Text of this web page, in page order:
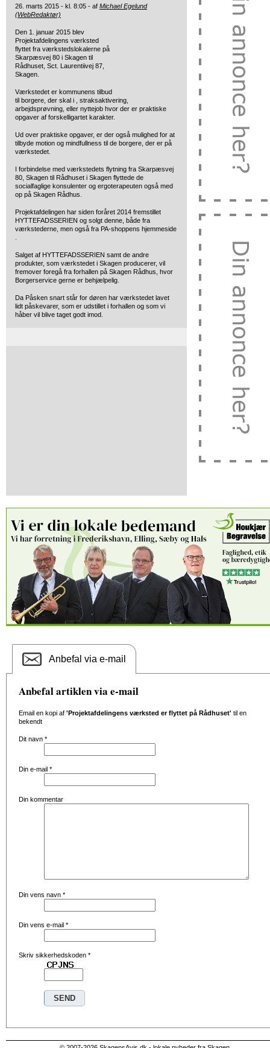
26. marts 2015 - kl. 8:05 - af Michael Egelund
(WebRedaktør)
Den 1. januar 2015 blev
Projektafdelingens værksted
flyttet fra værkstedslokalerne på
Skarpæsvej 80 i Skagen til
Rådhuset, Sct. Laurentiivej 87,
Skagen.
Værkstedet er kommunens tilbud
til borgere, der skal i , straksaktivering,
arbejdsprøvning, eller nyttejob hvor der er praktiske
opgaver af forskelligartet karakter.
Ud over praktiske opgaver, er der også mulighed for at
tilbyde motion og mindfullness til de borgere, der er på
værkstedet.
I forbindelse med værkstedets flytning fra Skarpæsvej
80, Skagen til Rådhuset i Skagen flyttede de
socialfaglige konsulenter og ergoterapeuten også med
op på Skagen Rådhus.
Projektafdelingen har siden foråret 2014 fremstillet
HYTTEFADSSERIEN og solgt denne, både fra
værkstederne, men også fra PA-shoppens hjemmeside
Salget af HYTTEFADSSERIEN samt de andre
produkter, som værkstedet i Skagen producerer, vil
fremover foregå fra forhallen på Skagen Rådhus, hvor
Borgerservice gerne er behjælpelig.
Da Påsken snart står for døren har værkstedet lavet
lidt påskevarer, som er udstillet i forhallen og som vi
håber vil blive taget godt imod.
Anbefal via e-mail
Anbefal artiklen via e-mail
Email en kopi af 'Projektafdelingens værksted er flyttet på Rådhuset' til en
bekendt
Dit navn *
Din e-mail *
Din kommentar
Din vens navn *
Din vens e-mail *
Skriv sikkerhedskoden *